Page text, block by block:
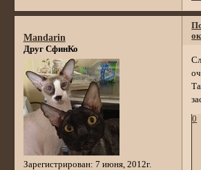
Mandarin
Друг СфинКо
Зарегистрирован: 7 июня, 2012г.
0